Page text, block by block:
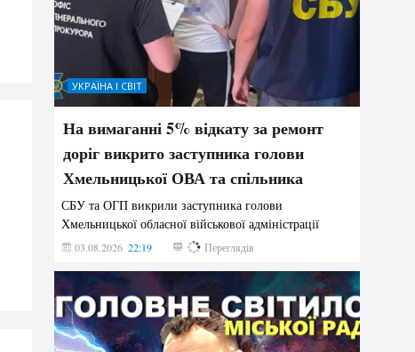
УКРАЇНА І СВІТ
На вимаганні 5% відкату за ремонт
доріг викрито заступника голови
Хмельницької ОВА та спільника
СБУ та ОГП викрили заступника голови
Хмельницької обласної військової адміністрації
03.08.2026 22:19 886 Переглядів